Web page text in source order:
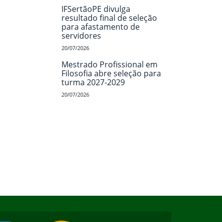
IFSertãoPE divulga
resultado final de seleção
para afastamento de
servidores
20/07/2026
Mestrado Profissional em
Filosofia abre seleção para
turma 2027-2029
20/07/2026